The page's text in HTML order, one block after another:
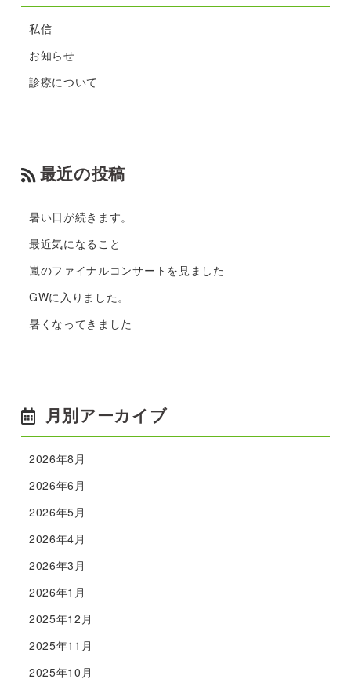
私信
お知らせ
診療について
最近の投稿
暑い日が続きます。
最近気になること
嵐のファイナルコンサートを見ました
GWに入りました。
暑くなってきました
月別アーカイブ
2026年8月
2026年6月
2026年5月
2026年4月
2026年3月
2026年1月
2025年12月
2025年11月
2025年10月